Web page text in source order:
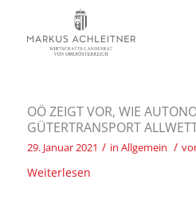
OÖ ZEIGT VOR, WIE
GÜTERTRANSPORT
29. Januar 2021 / in Allgemein /
Weiterlesen